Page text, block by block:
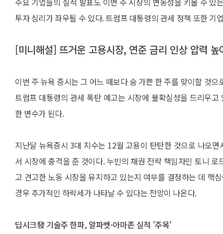
투자 심리가 좌우될 수 있다. 트럼프 대통령의 관세 정책 또한
[미니해설] 뜨거운 고용시장, 연준 금리 인상 압력
이번 주 뉴욕 증시는 그 어느 때보다 숨 가쁜 한 주를 맞이할 것
트럼프 대통령의 관세 폭탄 예고는 시장에 불확실성을 드리우
한 변수가 된다.
지난달 뉴욕증시 3대 지수는 12월 고용이 탄탄한 것으로 나오
서 시장에 충격을 준 것이다. 누빈의 채권 전략 책임자인 토니
고 견고한 노동 시장을 유지하고 있는지 여부를 결정하는 데 핵
경우 추가적인 하락세가 나타날 수 있다는 전망이 나온다.
딥시크發 기술주 한파, 알파벳·아마존 실적 '주목'